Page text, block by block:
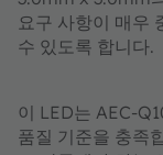
요구 사항이 매우
수 있도록 합니다.
이 LED는 AEC-
품질 기준을 충족